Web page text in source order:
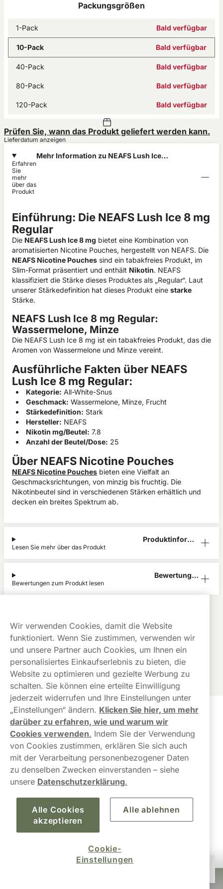
Packungsgrößen
1-Pack Bald verfügbar
10-Pack Bald verfügbar
40-Pack Bald verfügbar
80-Pack Bald verfügbar
120-Pack Bald verfügbar
66,90 €
Prüfen Sie, wann das Produkt geliefert werden kann.
Lieferdatum anzeigen
Mehr Information zu NEAFS Lush Ice
Erfahren
Sie
mehr
über das
Produkt
Einführung: Die NEAFS Lush Ice 8 mg
Regular
Die NEAFS Lush Ice 8 mg bietet eine Kombination von
aromatisierten Nicotine Pouches, hergestellt von NEAFS. Die
NEAFS Nicotine Pouches sind ein tabakfreies Produkt, im
Slim-Format präsentiert und enthält Nikotin. NEAFS
klassifiziert die Stärke dieses Produktes als „Regular“. Laut
unserer Stärkedefinition hat dieses Produkt eine starke
Stärke.
NEAFS Lush Ice 8 mg Regular:
Wassermelone, Minze
Die NEAFS Lush Ice 8 mg ist ein tabakfreies Produkt, das die
Aromen von Wassermelone und Minze vereint.
Ausführliche Fakten über NEAFS
Lush Ice 8 mg Regular:
Kategorie: All-White-Snus
Geschmack: Wassermelone, Minze, Frucht
Stärkedefinition: Stark
Hersteller: NEAFS
Nikotin mg/Beutel: 7.8
Anzahl der Beutel/Dose: 25
Über NEAFS Nicotine Pouches
NEAFS Nicotine Pouches bieten eine Vielfalt an
Geschmacksrichtungen, von minzig bis fruchtig. Die
Nikotinbeutel sind in verschiedenen Stärken erhältlich und
decken ein breites Spektrum ab.
Produktinform
Lesen Sie mehr über das Produkt
Bewertunge
Bewertungen zum Produkt lesen
Rechnung
Gratis
Versand
Dieses Produkt ist nicht risikofrei und enthält Nikotin, eine
süchtig machende Substanz.
Kundendienst
Links
Über uns
Wir verwenden Cookies, damit die Website
funktioniert. Wenn Sie zustimmen, verwenden wir
und unsere Partner auch Cookies, um Ihnen ein
personalisiertes Einkaufserlebnis zu bieten, die
Website zu optimieren und gezielte Werbung zu
schalten. Sie können eine erteilte Einwilligung
jederzeit widerrufen und Ihre Einstellungen unter
„Einstellungen“ ändern. Klicken Sie hier, um mehr
darüber zu erfahren, wie und warum wir
Cookies verwenden. Indem Sie der Verwendung
von Cookies zustimmen, erklären Sie sich auch
mit der Verarbeitung personenbezogener Daten
zu denselben Zwecken einverstanden – siehe
unsere Datenschutzerklärung.
Alle Cookies
akzeptieren
Alle ablehnen
Cookie-
Einstellungen